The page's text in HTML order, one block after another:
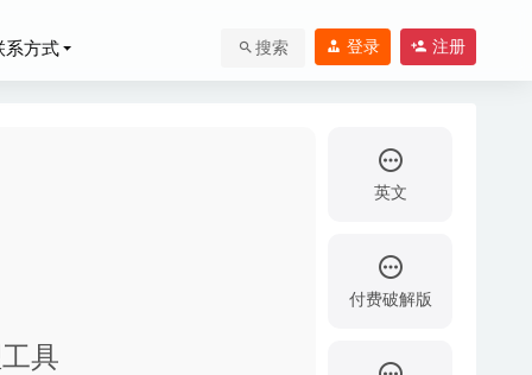
系方式 搜索 登录 注册
具
英文
付费破解版